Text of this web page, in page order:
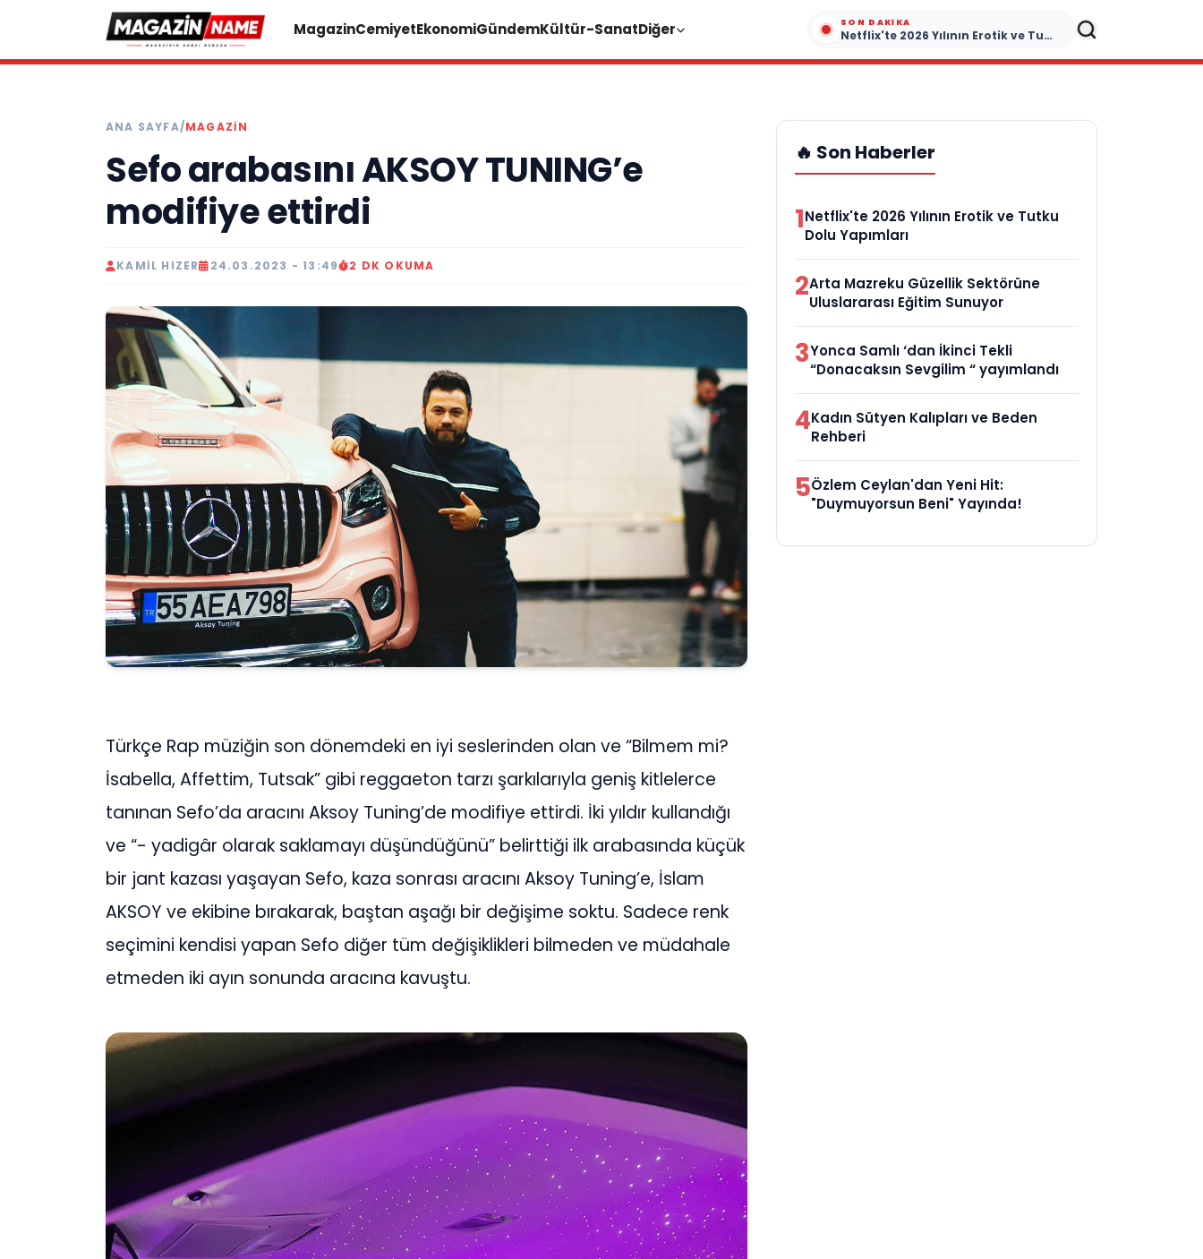
MagazinCemiyetEkonomiGündemKültür-SanatDiğer SON DAKIKA
Netflix'te 2026 Yılının Erotik ve Tutku Dolu Yapımları
ANA SAYFA/MAGAZIN
Sefo arabasını AKSOY TUNING’e
modifiye ettirdi
KAMIL HIZER 24.03.2023 - 13:49 2 DK OKUMA
Türkçe Rap müziğin son dönemdeki en iyi seslerinden olan ve “Bilmem mi?
İsabella, Affettim, Tutsak” gibi reggaeton tarzı şarkılarıyla geniş kitlelerce
tanınan Sefo’da aracını Aksoy Tuning’de modifiye ettirdi. İki yıldır kullandığı
ve “- yadigâr olarak saklamayı düşündüğünü” belirttiği ilk arabasında küçük
bir jant kazası yaşayan Sefo, kaza sonrası aracını Aksoy Tuning’e, İslam
AKSOY ve ekibine bırakarak, baştan aşağı bir değişime soktu. Sadece renk
seçimini kendisi yapan Sefo diğer tüm değişiklikleri bilmeden ve müdahale
etmeden iki ayın sonunda aracına kavuştu.
🔥 Son Haberler
1Netflix'te 2026 Yılının Erotik ve Tutku
Dolu Yapımları
2Arta Mazreku Güzellik Sektörüne
Uluslararası Eğitim Sunuyor
3Yonca Samlı ‘dan İkinci Tekli
“Donacaksın Sevgilim “ yayımlandı
4Kadın Sütyen Kalıpları ve Beden
Rehberi
5Özlem Ceylan'dan Yeni Hit:
"Duymuyorsun Beni" Yayında!